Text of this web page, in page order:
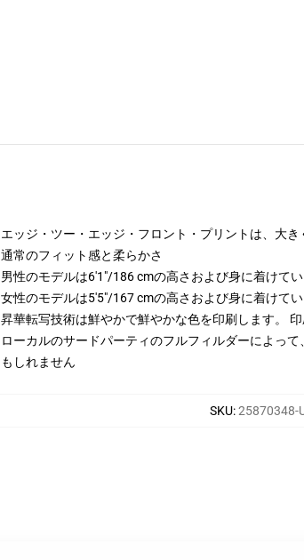
エッジ・ツー・エッジ・フロント・プリントは、大き
通常のフィット感と柔らかさ
男性のモデルは6'1"/186 cmの高さおよび身に着けて
女性のモデルは5'5"/167 cmの高さおよび身に着けて
昇華転写技術は鮮やかで鮮やかな色を印刷します。
ローカルのサードパーティのフルフィルダーによっ
もしれません
SKU:25870348-